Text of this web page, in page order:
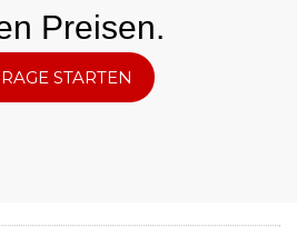
Preisen.
STARTEN